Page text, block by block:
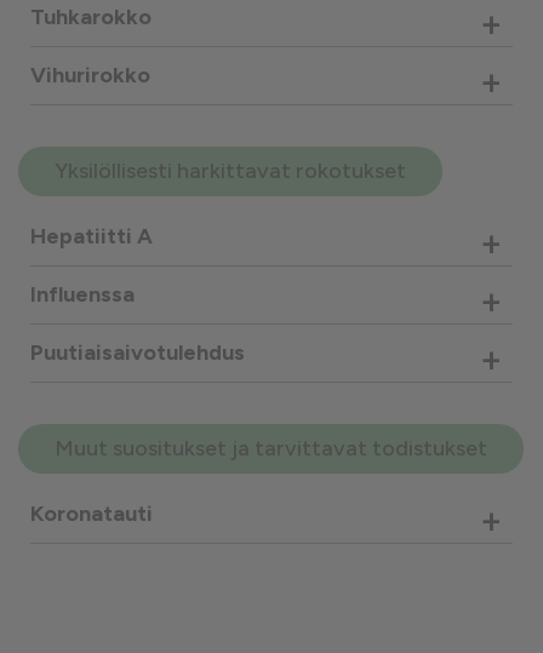
Tuhkarokko +
Vihurirokko +
Yksilöllisesti harkittavat rokotukset
Hepatiitti A +
Influenssa +
Puutiaisaivotulehdus +
Muut suositukset ja tarvittavat todistukset
Koronatauti +